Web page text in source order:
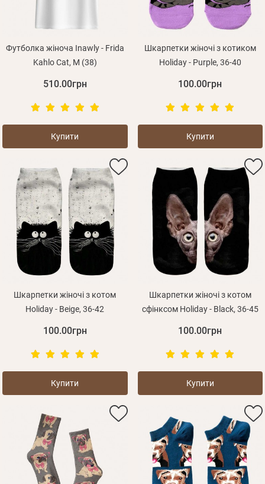
Футболка жіноча Inawly - Frida
Kahlo Cat, M (38)
510.00грн
Купити
Шкарпетки жіночі з котиком
Holiday - Purple, 36-40
100.00грн
Купити
Шкарпетки жіночі з котом
Holiday - Beige, 36-42
100.00грн
Купити
Шкарпетки жіночі з котом
сфінксом Holiday - Black, 36-45
100.00грн
Купити